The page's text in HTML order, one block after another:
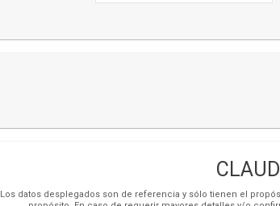
Los datos desplegados son de referencia y sólo tienen el